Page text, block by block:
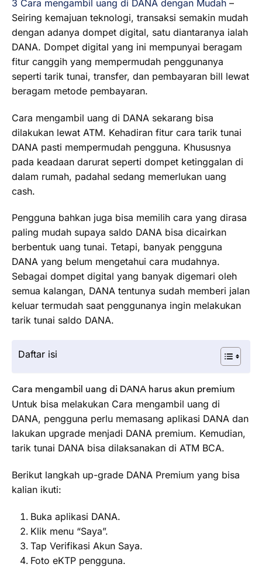
3 Cara mengambil uang di DANA dengan Mudah –
Seiring kemajuan teknologi, transaksi semakin mudah
dengan adanya dompet digital, satu diantaranya ialah
DANA. Dompet digital yang ini mempunyai beragam
fitur canggih yang mempermudah penggunanya
seperti tarik tunai, transfer, dan pembayaran bill lewat
beragam metode pembayaran.
Cara mengambil uang di DANA sekarang bisa
dilakukan lewat ATM. Kehadiran fitur cara tarik tunai
DANA pasti mempermudah pengguna. Khususnya
pada keadaan darurat seperti dompet ketinggalan di
dalam rumah, padahal sedang memerlukan uang
cash.
Pengguna bahkan juga bisa memilih cara yang dirasa
paling mudah supaya saldo DANA bisa dicairkan
berbentuk uang tunai. Tetapi, banyak pengguna
DANA yang belum mengetahui cara mudahnya.
Sebagai dompet digital yang banyak digemari oleh
semua kalangan, DANA tentunya sudah memberi jalan
keluar termudah saat penggunanya ingin melakukan
tarik tunai saldo DANA.
Daftar isi
Cara mengambil uang di DANA harus akun premium
Untuk bisa melakukan Cara mengambil uang di
DANA, pengguna perlu memasang aplikasi DANA dan
lakukan upgrade menjadi DANA premium. Kemudian,
tarik tunai DANA bisa dilaksanakan di ATM BCA.
Berikut langkah up-grade DANA Premium yang bisa
kalian ikuti:
Buka aplikasi DANA.
Klik menu “Saya”.
Tap Verifikasi Akun Saya.
Foto eKTP pengguna.